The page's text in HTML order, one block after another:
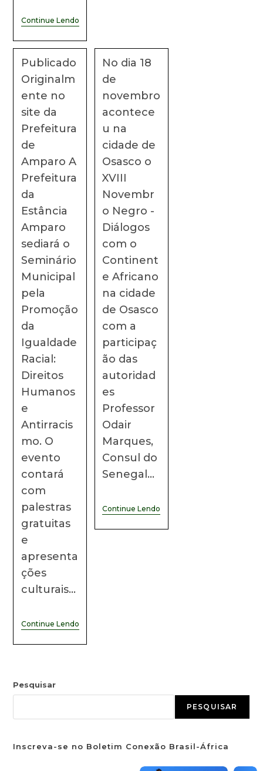
Continue Lendo
Publicado
Originalm
ente no
site da
Prefeitura
de
Amparo A
Prefeitura
da
Estância
Amparo
sediará o
Seminário
Municipal
pela
Promoção
da
Igualdade
Racial:
Direitos
Humanos
e
Antirracis
mo. O
evento
contará
com
palestras
gratuitas
e
apresenta
ções
culturais…
Continue Lendo
No dia 18
de
novembro
acontece
u na
cidade de
Osasco o
XVIII
Novembr
o Negro -
Diálogos
com o
Continent
e Africano
na cidade
de Osasco
com a
participaç
ão das
autoridad
es
Professor
Odair
Marques,
Consul do
Senegal…
Continue Lendo
Pesquisar
PESQUISAR
Inscreva-se no Boletim Conexão Brasil-África